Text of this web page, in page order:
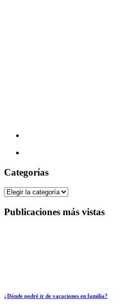
Categorías
Categorías
Publicaciones más vistas
¿Dónde podré ir de vacaciones en familia?